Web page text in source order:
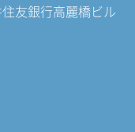
友銀行高麗橋ビル